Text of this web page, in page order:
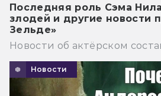
Последняя роль Сэма
злодей и другие новости
Зельде»
Новости об актёрском
Новости